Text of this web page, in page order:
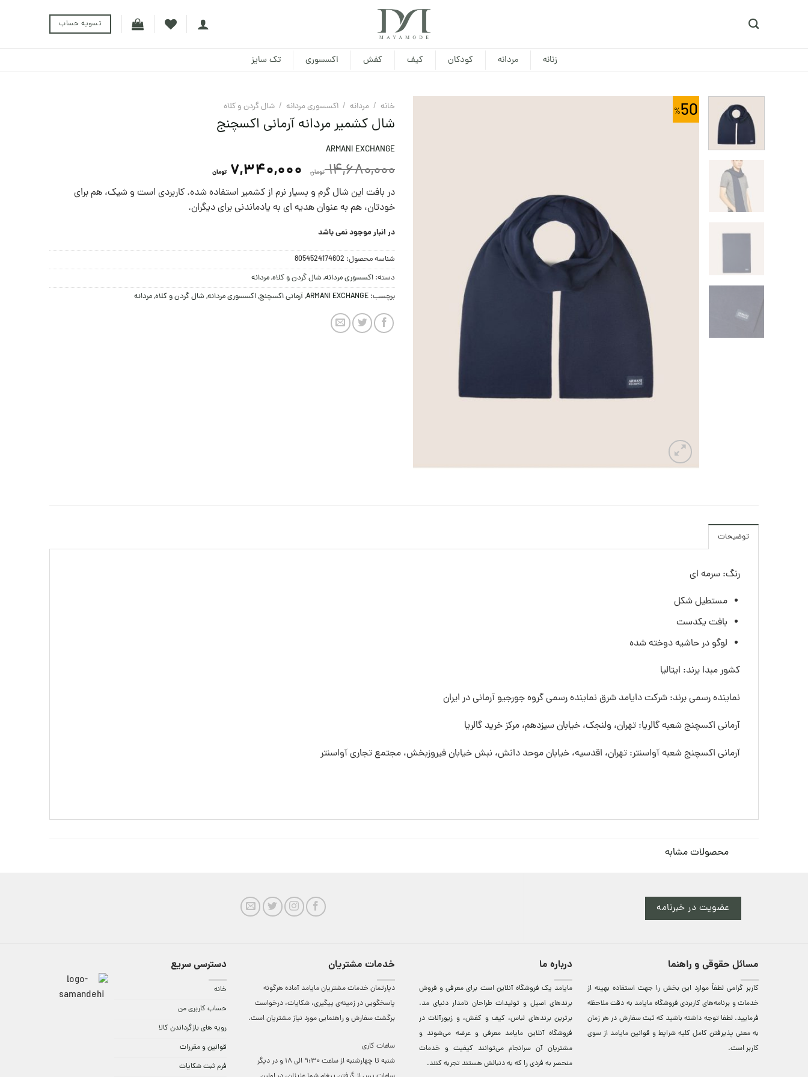
تسویه حساب
زنانه مردانه کودکان کیف کفش اکسسوری تک سایز
50 خانه / مردانه / اکسسوری مردانه / شال گردن و کلاه
شال کشمیر مردانه آرمانی اکسچنج
ARMANI EXCHANGE
14,680,000 تومان 7,340,000 تومان
در بافت این شال گرم و بسیار نرم از کشمیر استفاده شده. کاربردی است و شیک، هم برای
خودتان، هم به عنوان هدیه ای به يادماندنی برای ديگران.
در انبار موجود نمی باشد
شناسه محصول: 8054524174602
دسته: اکسسوری مردانه, شال گردن و کلاه,مردانه
برچسب: ARMANI EXCHANGE
,آرمانی اکسچنج,اکسسوری مردانه, شال گردن و کلاه,مردانه
توضیحات
رنگ: سرمه ای
مستطیل شکل
بافت یکدست
لوگو در حاشیه دوخته شده
کشور مبدا برند: ایتالیا
نماینده رسمی برند: شرکت دایامد شرق نماینده رسمی گروه جورجیو آرمانی در ایران
آرمانی اکسچنج شعبه گالریا: تهران، ولنجک، خیابان سیزدهم، مرکز خرید گالریا
آرمانی اکسچنج شعبه آواسنتر: تهران، اقدسیه، خیابان موحد دانش، نبش خیابان فیروزبخش، مجتمع تجاری آواسنتر
محصولات مشابه
عضویت در خبرنامه
مسائل حقوقی و راهنما
کاربر گرامی لطفاً موارد این بخش را جهت استفاده بهینه از
خدمات و برنامه‌‏های کاربردی فروشگاه مایامد به دقت ملاحظه
فرمایید. لطفا توجه داشته باشید که ثبت سفارش در هر زمان
به معنی پذیرفتن کامل کلیه شرایط و قوانین مایامد از سوی
کاربر است.
درباره ما
مایامد يک فروشگاه آنلاين است برای معرفی و فروش
برندهای اصيل و توليدات طراحان نامدار دنيای مد.
برترين‌ برندهای لباس، کيف و کفش، و زيورآلات در
فروشگاه آنلاين مایامد معرفی و عرضه می‌شوند و
مشتريان آن سرانجام می‌توانند کيفيت و خدمات
منحصر به فردی را که به دنبالش هستند تجربه کنند.
خدمات مشتریان
دپارتمان خدمات مشتریان مایامد آماده هرگونه
پاسخگویی در زمینه‌ی پیگیری، شکایات، درخواست
برگشت سفارش و راهنمایی مورد نیاز مشتریان است.
ساعات کاری
شنبه تا چهارشنبه از ساعت 9:30 الی 18 و در دیگر
دسترسی سریع
خانه
حساب کاربری من
رویه های بازگرداندن کالا
قوانین و مقررات
فرم ثبت شکایات